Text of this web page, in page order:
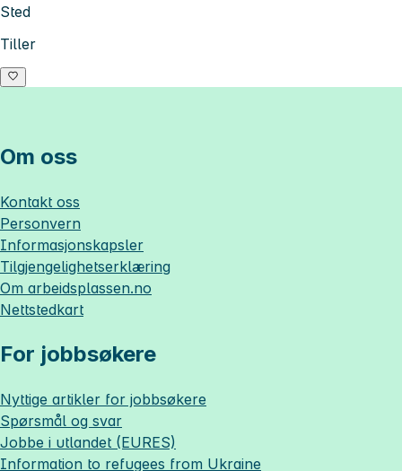
Sted
Tiller
Om oss
Kontakt oss
Personvern
Informasjonskapsler
Tilgjengelighetserklæring
Om arbeidsplassen.no
Nettstedkart
For jobbsøkere
Nyttige artikler for jobbsøkere
Spørsmål og svar
Jobbe i utlandet (EURES)
Information to refugees from Ukraine